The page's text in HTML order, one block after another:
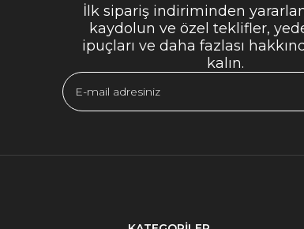
İlk sipariş indiriminden
kaydolun ve özel teklifler,
ipuçları ve daha fazlası
kalın.